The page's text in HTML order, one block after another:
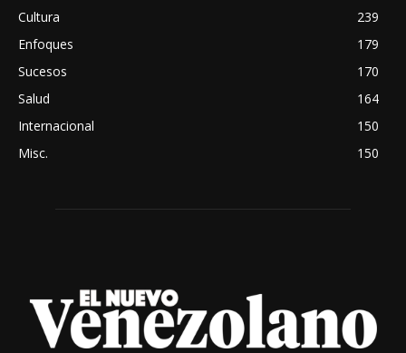
Cultura
239
Enfoques
179
Sucesos
170
Salud
164
Internacional
150
Misc.
150